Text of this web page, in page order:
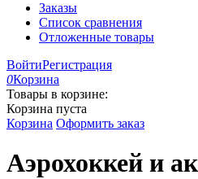
Заказы
Список сравнения
Отложенные товары
ВойтиРегистрация
0Корзина
Товары в корзине:
Корзина пуста
Корзина Оформить заказ
Аэрохоккей и